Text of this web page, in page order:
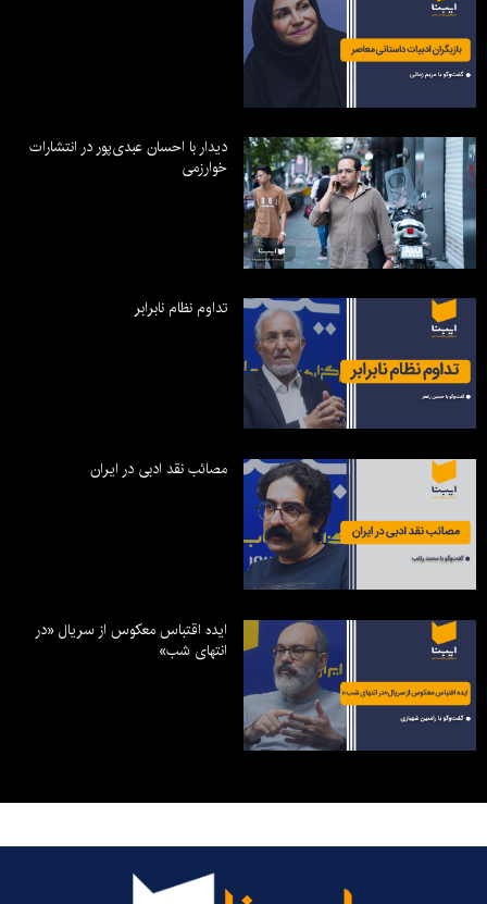
دیدار با احسان عبدی‌پور در انتشارات
خوارزمی
تداوم نظام نابرابر
مصائب نقد ادبی در ایران
ایده اقتباس معکوس از سریال «در
انتهای شب»